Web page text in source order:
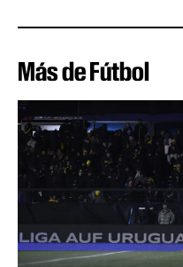
Más de Fútbol